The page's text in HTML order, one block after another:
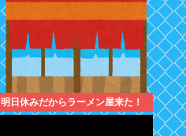
明日休みだからラーメン屋来た！